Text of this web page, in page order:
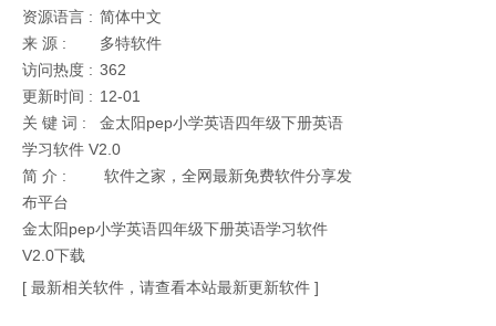
资源语言 : 简体中文
来 源 :
多特软件
访问热度 : 362
更新时间 : 12-01
关 键 词 :
金太阳pep小学英语四年级下册英语
学习软件 V2.0
简 介 :
软件之家，全网最新免费软件分享发
布平台
金太阳pep小学英语四年级下册英语学习软件
V2.0下载
[ 最新相关软件，请查看本站最新更新软件 ]